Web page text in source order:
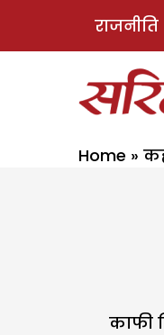
राजनीति
Home »
काफी